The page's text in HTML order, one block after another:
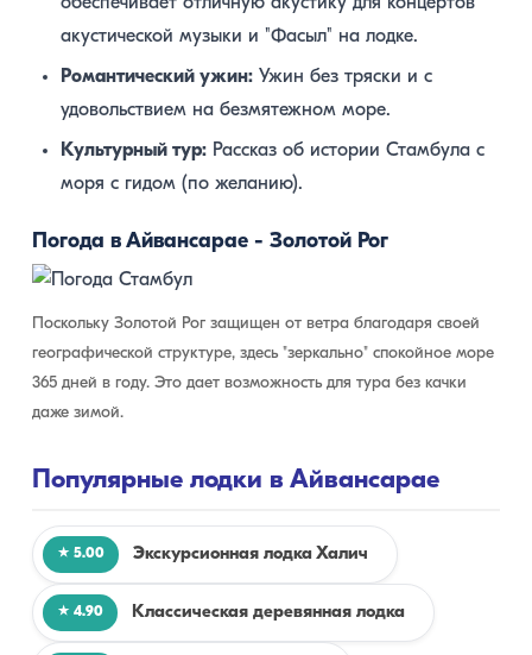
акустической музыки и "Фасыл" на лодке.
Романтический ужин: Ужин без тряски и с
удовольствием на безмятежном море.
Культурный тур: Рассказ об истории Стамбула с
моря с гидом (по желанию).
Погода в Айвансарае - Золотой Рог
Поскольку Золотой Рог защищен от ветра благодаря своей
географической структуре, здесь "зеркально" спокойное море
365 дней в году. Это дает возможность для тура без качки
даже зимой.
Популярные лодки в Айвансарае
★ 5.00 Экскурсионная лодка Халич
★ 4.90 Классическая деревянная лодка